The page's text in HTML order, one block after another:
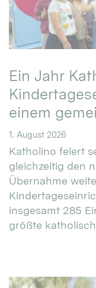
Ein Jahr
einem
1. August 2026
Katholino feiert
gleichzeitig den
Übernahme
insgesamt 285
größte